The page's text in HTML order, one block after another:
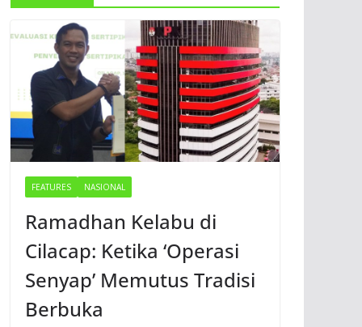
FEATURES NASIONAL
Ramadhan Kelabu di
Cilacap: Ketika ‘Operasi
Senyap’ Memutus Tradisi
Berbuka